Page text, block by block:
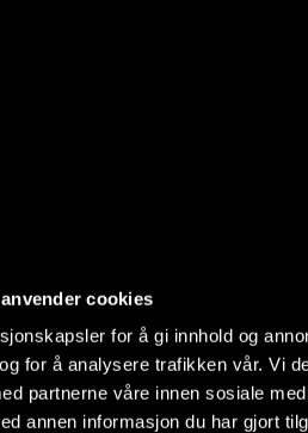
cookies
for å gi innhold og
for å analysere trafikken vår. Vi
partnerne våre innen sosiale
annen informasjon du har gjort